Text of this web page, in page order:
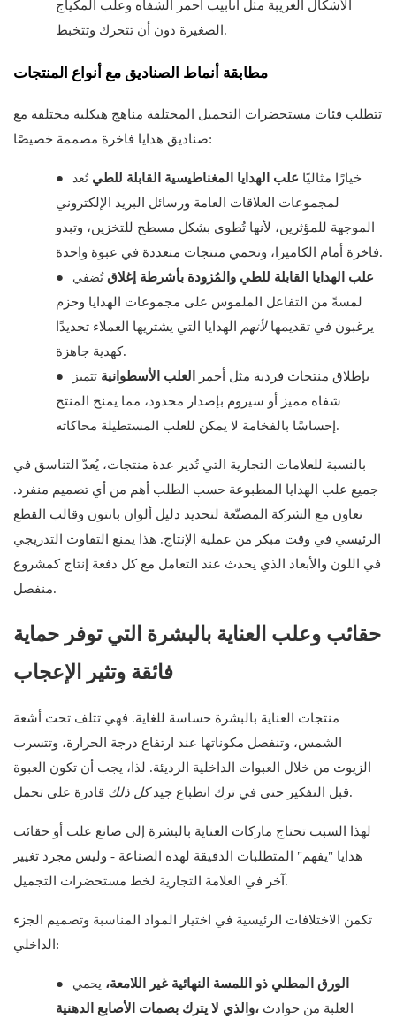
الأشكال الغريبة مثل أنابيب أحمر الشفاه وعلب المكياج
الصغيرة دون أن تتحرك وتتخبط.
مطابقة أنماط الصناديق مع أنواع المنتجات
تتطلب فئات مستحضرات التجميل المختلفة مناهج هيكلية مختلفة مع
صناديق هدايا فاخرة مصممة خصيصًا:
● تُعد علب الهدايا المغناطيسية القابلة للطي خيارًا مثاليًا
لمجموعات العلاقات العامة ورسائل البريد الإلكتروني
الموجهة للمؤثرين، لأنها تُطوى بشكل مسطح للتخزين، وتبدو
فاخرة أمام الكاميرا، وتحمي منتجات متعددة في عبوة واحدة.
●
تُضفيعلب الهدايا القابلة للطي والمُزودة بأشرطة إغلاق
لمسةً من التفاعل الملموس على مجموعات الهدايا وحزم
الهدايا التي يشتريها العملاء تحديدًا
لأنهم يرغبون في تقديمها
كهدية جاهزة.
●
العلب الأسطوانية
بإطلاق منتجات فردية مثل أحمر
شفاه مميز أو سيروم بإصدار محدود، مما يمنح المنتج
إحساسًا بالفخامة لا يمكن للعلب المستطيلة محاكاته.
بالنسبة للعلامات التجارية التي تُدير عدة منتجات، يُعدّ التناسق في
جميع علب الهدايا المطبوعة حسب الطلب أهم من أي تصميم منفرد.
تعاون مع الشركة المصنّعة لتحديد دليل ألوان بانتون وقالب القطع
الرئيسي في وقت مبكر من عملية الإنتاج. هذا يمنع التفاوت التدريجي
في اللون والأبعاد الذي يحدث عند التعامل مع كل دفعة إنتاج كمشروع
منفصل.
حقائب وعلب العناية بالبشرة التي توفر حماية
فائقة وتثير الإعجاب
منتجات العناية بالبشرة حساسة للغاية. فهي تتلف تحت أشعة
الشمس، وتنفصل مكوناتها عند ارتفاع درجة الحرارة، وتتسرب
الزيوت من خلال العبوات الداخلية الرديئة. لذا، يجب أن تكون العبوة
قادرة على تحمل كل ذلك قبل التفكير حتى في ترك انطباع جيد.
لهذا السبب تحتاج ماركات العناية بالبشرة إلى صانع علب أو حقائب
هدايا "يفهم" المتطلبات الدقيقة لهذه الصناعة - وليس مجرد تغيير
آخر في العلامة التجارية لخط مستحضرات التجميل.
تكمن الاختلافات الرئيسية في اختيار المواد المناسبة وتصميم الجزء
الداخلي:
●
الورق المطلي ذو اللمسة النهائية غير اللامعة،
والذي لا يترك بصمات الأصابع الدهنية، العلبة من حوادث